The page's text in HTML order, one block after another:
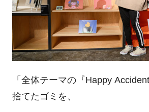
「全体テーマの『Happy
捨てたゴミを、